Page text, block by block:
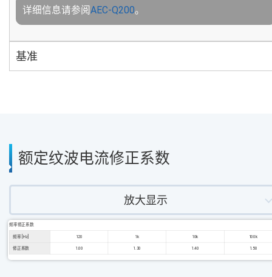
详细信息请参阅AEC-Q200。
基准
额定纹波电流修正系数
放大显示
频率修正系数
频率 [Hz] 120 1k 10k 100k
修正系数 1.00 1.30 1.40 1.50